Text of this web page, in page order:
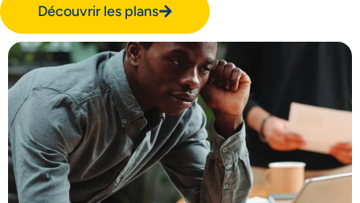
Découvrir les plans
NOUS ACCORDONS DE